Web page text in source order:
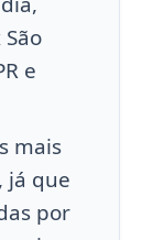
e
mais
já que
por